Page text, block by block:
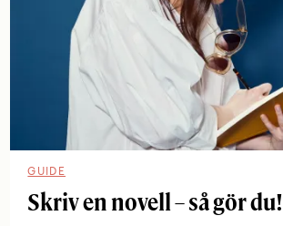
GUIDE
Skriv en novell – så gör du!